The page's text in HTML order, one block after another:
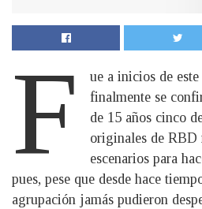
F
ue a inicios de
finalmente se
de 15 años cinco
originales de RBD
escenarios para
pues, pese que desde hace
agrupación jamás pudieron